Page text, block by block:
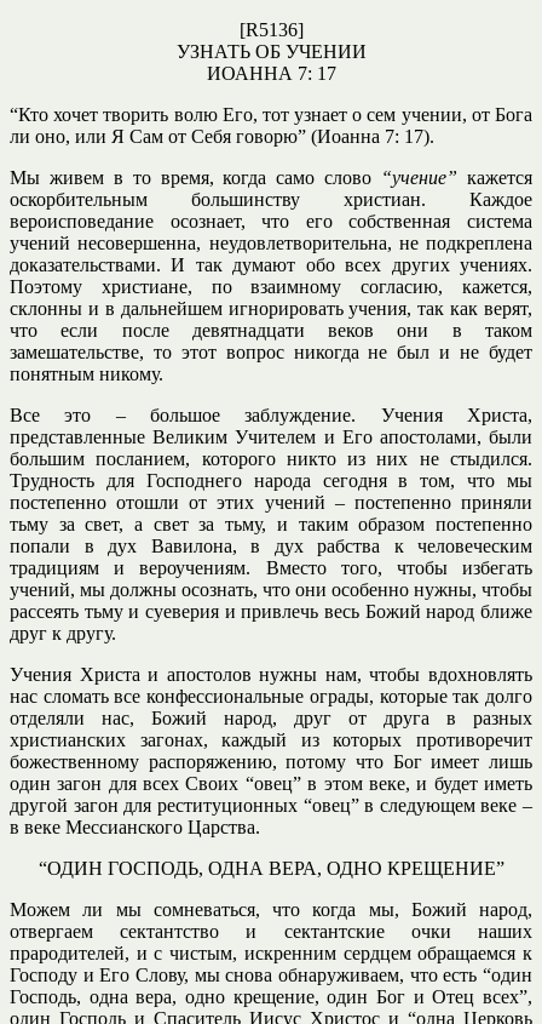
[R5136]
УЗНАТЬОБ УЧЕНИИ
ИОАННА 7: 17
“Кто хочет творить волю Его, тот узнает о сем учении, от Бога
ли оно, или Я Сам от Себя говорю” (Иоанна 7: 17).
Мы живем в то время, когда само слово “учение” кажется
оскорбительным большинству христиан. Каждое
вероисповедание осознает, что его собственная система
учений несовершенна, неудовлетворительна, не подкреплена
доказательствами. И так думают обо всех других учениях.
Поэтому христиане, по взаимному согласию, кажется,
склонны и в дальнейшем игнорировать учения, так как верят,
что если после девятнадцати веков они в таком
замешательстве, то этот вопрос никогда не был и не будет
понятным никому.
Все это – большое заблуждение. Учения Христа,
представленные Великим Учителем и Его апостолами, были
большим посланием, которого никто из них не стыдился.
Трудность для Господнего народа сегодня в том, что мы
постепенно отошли от этих учений – постепенно приняли
тьму за свет, а свет за тьму, и таким образом постепенно
попали в дух Вавилона, в дух рабства к человеческим
традициям и вероучениям. Вместо того, чтобы избегать
учений, мы должны осознать, что они особенно нужны, чтобы
рассеять тьму и суеверия и привлечь весь Божий народ ближе
друг к другу.
Учения Христа и апостолов нужны нам, чтобы вдохновлять
нас сломать все конфессиональные ограды, которые так долго
отделяли нас, Божий народ, друг от друга в разных
христианских загонах, каждый из которых противоречит
божественному распоряжению, потому что Бог имеет лишь
один загон для всех Своих “овец” в этом веке, и будет иметь
другой загон для реституционных “овец” в следующем веке –
в веке Мессианского Царства.
“ОДИН ГОСПОДЬ, ОДНА ВЕРА, ОДНО КРЕЩЕНИЕ”
Можем ли мы сомневаться, что когда мы, Божий народ,
отвергаем сектантство и сектантские очки наших
прародителей, и с чистым, искренним сердцем обращаемся к
Господу и Его Слову, мы снова обнаруживаем, что есть “один
Господь, одна вера, одно крещение, один Бог и Отец всех”,
один Господь и Спаситель Иисус Христос и “одна Церковь